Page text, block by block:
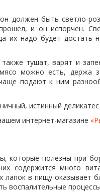
должен быть светло-
и он испорчен.
их надо будет достать
тушат, варят и
можно есть, держа
подают к ним
истинный
интернет-магазине
которые полезны при
содержится много
в пищу оказывает
воспалительные